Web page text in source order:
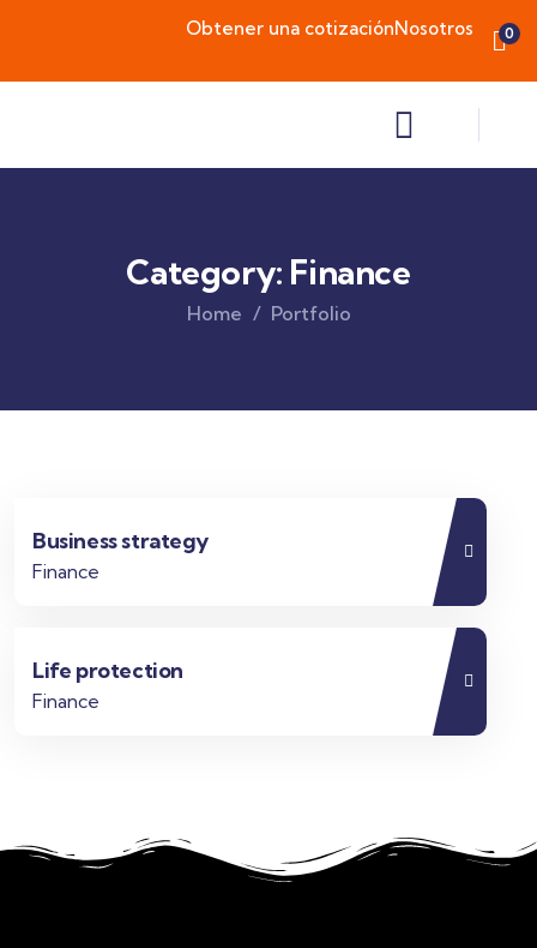
Obtener una cotizaciónNosotros 0
Category: Finance
Home Portfolio
Business strategy
Finance
Life protection
Finance